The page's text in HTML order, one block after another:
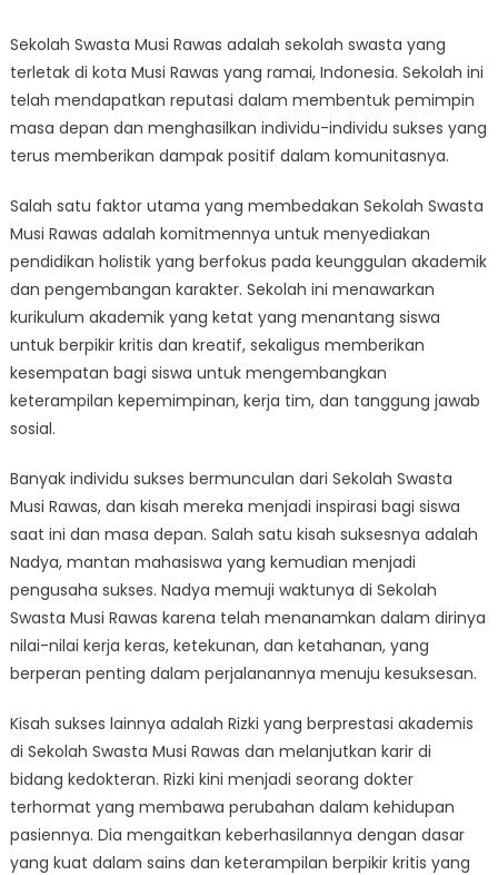
How
Sekolah
Swasta
Musi
Rawas
Shaping
Future
Leaders
Sekolah Swasta Musi Rawas adalah sekolah swasta yang
terletak di kota Musi Rawas yang ramai, Indonesia. Sekolah ini
telah mendapatkan reputasi dalam membentuk pemimpin
masa depan dan menghasilkan individu-individu sukses yang
terus memberikan dampak positif dalam komunitasnya.
Salah satu faktor utama yang membedakan Sekolah Swasta
Musi Rawas adalah komitmennya untuk menyediakan
pendidikan holistik yang berfokus pada keunggulan akademik
dan pengembangan karakter. Sekolah ini menawarkan
kurikulum akademik yang ketat yang menantang siswa
untuk berpikir kritis dan kreatif, sekaligus memberikan
kesempatan bagi siswa untuk mengembangkan
keterampilan kepemimpinan, kerja tim, dan tanggung jawab
sosial.
Banyak individu sukses bermunculan dari Sekolah Swasta
Musi Rawas, dan kisah mereka menjadi inspirasi bagi siswa
saat ini dan masa depan. Salah satu kisah suksesnya adalah
Nadya, mantan mahasiswa yang kemudian menjadi
pengusaha sukses. Nadya memuji waktunya di Sekolah
Swasta Musi Rawas karena telah menanamkan dalam dirinya
nilai-nilai kerja keras, ketekunan, dan ketahanan, yang
berperan penting dalam perjalanannya menuju kesuksesan.
Kisah sukses lainnya adalah Rizki yang berprestasi akademis
di Sekolah Swasta Musi Rawas dan melanjutkan karir di
bidang kedokteran. Rizki kini menjadi seorang dokter
terhormat yang membawa perubahan dalam kehidupan
pasiennya. Dia mengaitkan keberhasilannya dengan dasar
yang kuat dalam sains dan keterampilan berpikir kritis yang